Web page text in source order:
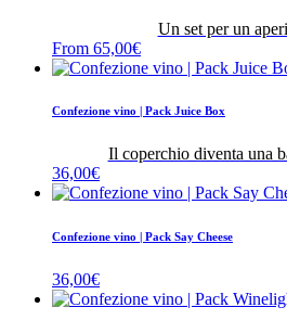
Un set per un
From 65,00€
Confezione vino | Pack Juice Box
Il coperchio diventa una
36,00€
Confezione vino | Pack Say Cheese
36,00€